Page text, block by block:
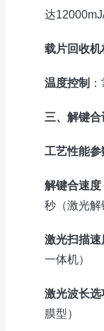
达
载片回收机
温度控制
三、解键
工艺性能参
解键合速度
秒（激光解
激光扫描速
一体机）
激光波长选
膜型）